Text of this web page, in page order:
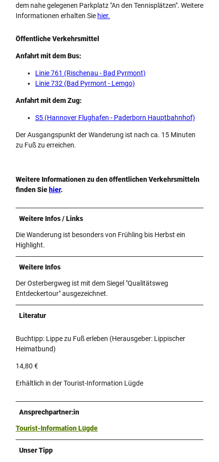
dem nahe gelegenen Parkplatz "An den Tennisplätzen". Weitere
Informationen erhalten Sie hier.
Öffentliche Verkehrsmittel
Anfahrt mit dem Bus:
Linie 761 (Rischenau - Bad Pyrmont)
Linie 732 (Bad Pyrmont - Lemgo)
Anfahrt mit dem Zug:
S5 (Hannover Flughafen - Paderborn Hauptbahnhof)
Der Ausgangspunkt der Wanderung ist nach ca. 15 Minuten
zu Fuß zu erreichen.
Weitere Informationen zu den öffentlichen Verkehrsmitteln
finden Sie hier.
Weitere Infos / Links
Die Wanderung ist besonders von Frühling bis Herbst ein
Highlight.
Weitere Infos
Der Osterbergweg ist mit dem Siegel "Qualitätsweg
Entdeckertour" ausgezeichnet.
Literatur
Buchtipp: Lippe zu Fuß erleben (Herausgeber: Lippischer
Heimatbund)
14,80 €
Erhältlich in der Tourist-Information Lügde
Ansprechpartner:in
Tourist-Information Lügde
Unser Tipp